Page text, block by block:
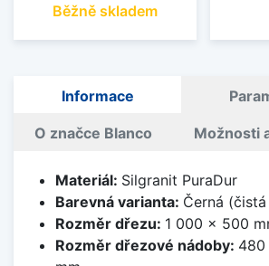
Běžně skladem
Informace
O značce Blanco Možnosti
Materiál: Silgranit PuraDur
Barevná varianta: Černá
Rozměr dřezu: 1 000 x 500
Rozměr dřezové nádoby: